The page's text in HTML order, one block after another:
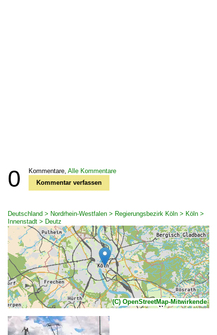
0 Kommentare, Alle Kommentare
Kommentar verfassen
Deutschland > Nordrhein-Westfalen > Regierungsbezirk Köln > Köln >
Innenstadt > Deutz
(C) OpenStreetMap-Mitwirkende